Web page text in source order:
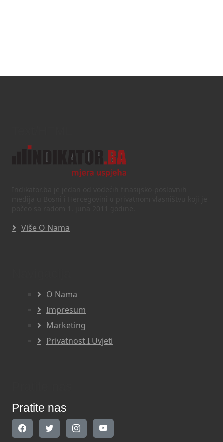
Više O Nama
O Nama
Impresum
Marketing
Privatnost I Uvjeti
Pratite nas